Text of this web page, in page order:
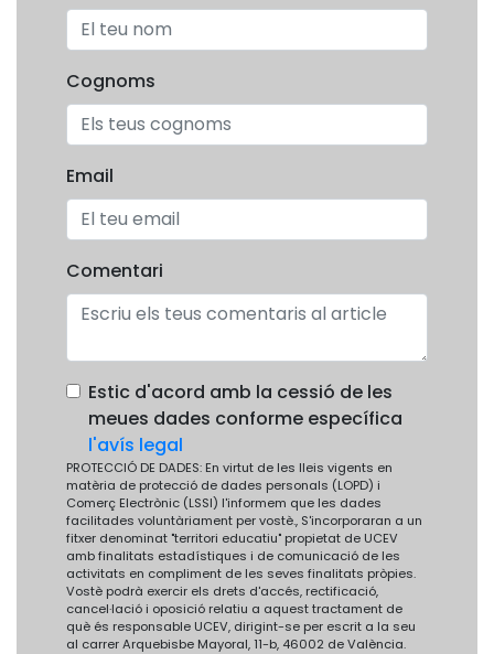
Cognoms
Email
Comentari
Estic d'acord amb la cessió de les
meues dades conforme específica
l'avís legal
PROTECCIÓ DE DADES: En virtut de les lleis vigents en
matèria de protecció de dades personals (LOPD) i
Comerç Electrònic (LSSI) l'informem que les dades
facilitades voluntàriament per vostè., S'incorporaran a un
fitxer denominat "territori educatiu" propietat de UCEV
amb finalitats estadístiques i de comunicació de les
activitats en compliment de les seves finalitats pròpies.
Vostè podrà exercir els drets d'accés, rectificació,
cancel·lació i oposició relatiu a aquest tractament de
què és responsable UCEV, dirigint-se per escrit a la seu
al carrer Arquebisbe Mayoral, 11-b, 46002 de València.